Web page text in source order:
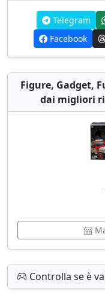
Telegram
Facebook
Figure, Gadget,
dai migliori
Controlla se è